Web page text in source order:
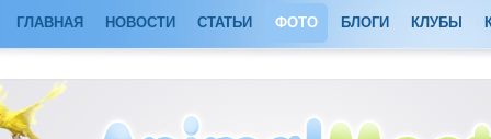
ГЛАВНАЯ НОВОСТИ СТАТЬИ ФОТО БЛОГИ КЛУБЫ